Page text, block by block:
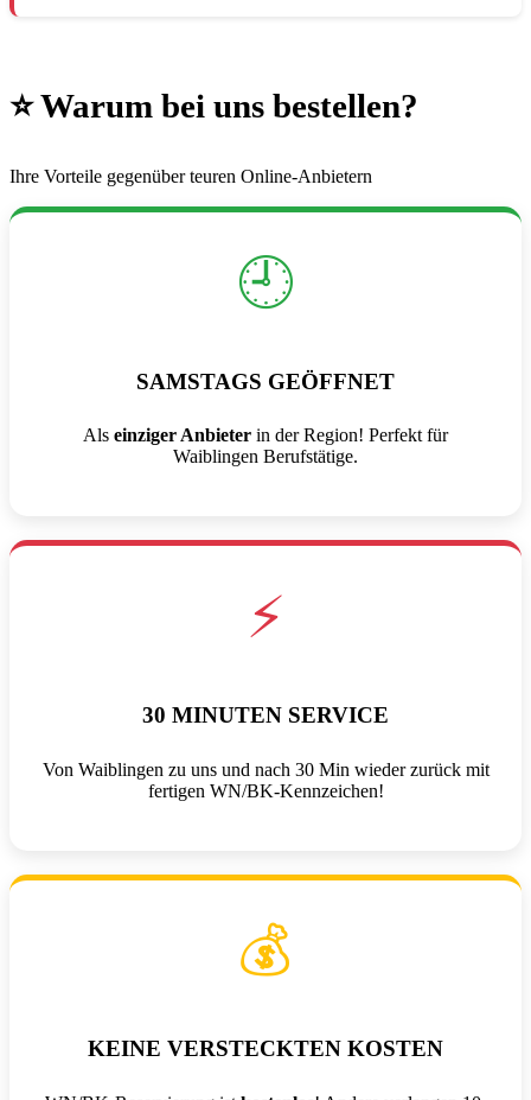
⭐ Warum bei uns bestellen?
Ihre Vorteile gegenüber teuren Online-Anbietern
🕘
SAMSTAGS GEÖFFNET
Als einziger Anbieter in der Region! Perfekt für
Waiblingen Berufstätige.
⚡
30 MINUTEN SERVICE
Von Waiblingen zu uns und nach 30 Min wieder zurück mit
fertigen WN/BK-Kennzeichen!
💰
KEINE VERSTECKTEN KOSTEN